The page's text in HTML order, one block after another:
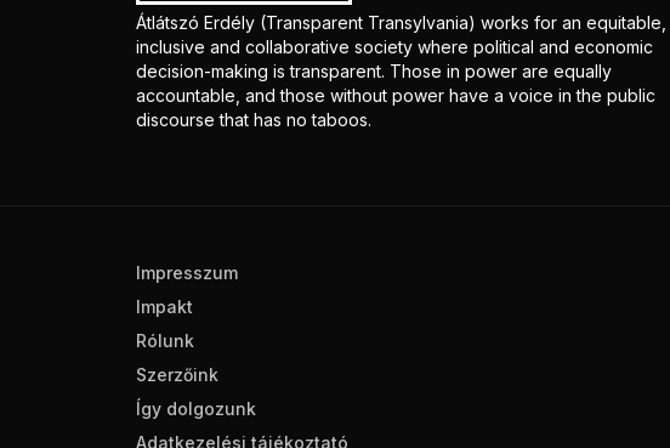
Átlátszó Erdély (Transparent Transylvania) works for an equitable,
inclusive and collaborative society where political and economic
decision-making is transparent. Those in power are equally
accountable, and those without power have a voice in the public
discourse that has no taboos.
Impresszum
Impakt
Rólunk
Szerzőink
Így dolgozunk
Adatkezelési tájékoztató